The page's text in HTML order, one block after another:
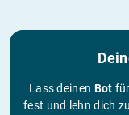
Lass deinen Bot
fest und lehn dich